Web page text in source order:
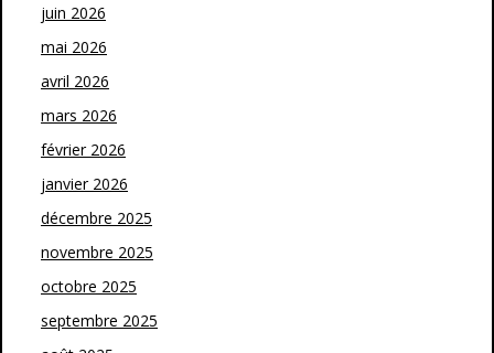
juin 2026
mai 2026
avril 2026
mars 2026
février 2026
janvier 2026
décembre 2025
novembre 2025
octobre 2025
septembre 2025